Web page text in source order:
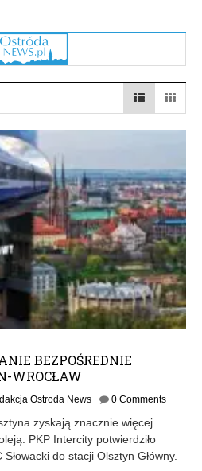
BEZPOŚREDNIE
WROCŁAW
Ostroda News 0 Comments
zyskają znacznie więcej
PKP Intercity potwierdziło
do stacji Olsztyn Główny.